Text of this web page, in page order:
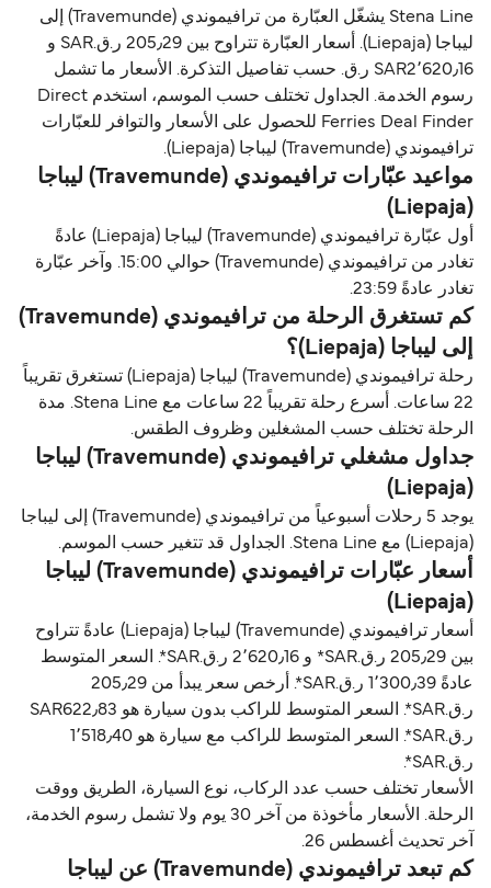
Stena Line يشغّل العبّارة من ترافيموندي (Travemunde) إلى
ليباجا (Liepaja). أسعار العبّارة تتراوح بين 205٫29 ر.ق.‏SAR و
SAR2٬620٫16 ر.ق.‏ حسب تفاصيل التذكرة. الأسعار ما تشمل
رسوم الخدمة. الجداول تختلف حسب الموسم، استخدم Direct
Ferries Deal Finder للحصول على الأسعار والتوافر للعبّارات
ترافيموندي (Travemunde) ليباجا (Liepaja).
مواعيد عبّارات ترافيموندي (Travemunde) ليباجا
(Liepaja)
أول عبّارة ترافيموندي (Travemunde) ليباجا (Liepaja) عادةً
تغادر من ترافيموندي (Travemunde) حوالي 15:00. وآخر عبّارة
تغادر عادةً 23:59.
كم تستغرق الرحلة من ترافيموندي (Travemunde)
إلى ليباجا (Liepaja)؟
رحلة ترافيموندي (Travemunde) ليباجا (Liepaja) تستغرق تقريباً
22 ساعات. أسرع رحلة تقريباً 22 ساعات مع Stena Line. مدة
الرحلة تختلف حسب المشغلين وظروف الطقس.
جداول مشغلي ترافيموندي (Travemunde) ليباجا
(Liepaja)
يوجد 5 رحلات أسبوعياً من ترافيموندي (Travemunde) إلى ليباجا
(Liepaja) مع Stena Line. الجداول قد تتغير حسب الموسم.
أسعار عبّارات ترافيموندي (Travemunde) ليباجا
(Liepaja)
أسعار ترافيموندي (Travemunde) ليباجا (Liepaja) عادةً تتراوح
بين 205٫29 ر.ق.‏SAR* و 2٬620٫16 ر.ق.‏SAR*. السعر المتوسط
عادةً 1٬300٫39 ر.ق.‏SAR*. أرخص سعر يبدأ من 205٫29
ر.ق.‏SAR*. السعر المتوسط للراكب بدون سيارة هو SAR622٫83
ر.ق.‏SAR*. السعر المتوسط للراكب مع سيارة هو 1٬518٫40
ر.ق.‏SAR*.
الأسعار تختلف حسب عدد الركاب، نوع السيارة، الطريق ووقت
الرحلة. الأسعار مأخوذة من آخر 30 يوم ولا تشمل رسوم الخدمة،
آخر تحديث أغسطس 26.
كم تبعد ترافيموندي (Travemunde) عن ليباجا